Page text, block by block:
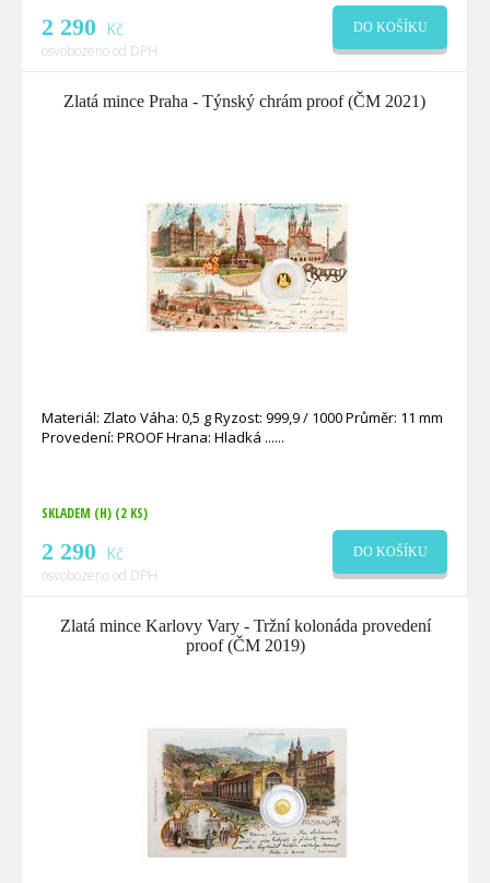
2 290 Kč
osvobozeno od DPH
DO KOŠÍKU
Zlatá mince Praha - Týnský chrám proof (ČM 2021)
Materiál: Zlato Váha: 0,5 g Ryzost: 999,9 / 1000 Průměr: 11 mm
Provedení: PROOF Hrana: Hladká ...
SKLADEM (H) (2 KS)
2 290 Kč
osvobozeno od DPH
DO KOŠÍKU
Zlatá mince Karlovy Vary - Tržní kolonáda provedení
proof (ČM 2019)